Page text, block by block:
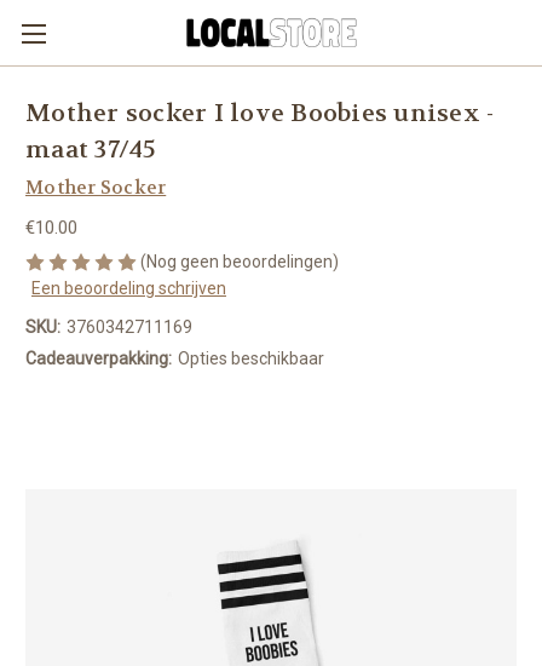
Mother socker I love Boobies unisex -
maat 37/45
Mother Socker
€10.00
(Nog geen beoordelingen)
Een beoordeling schrijven
SKU: 3760342711169
Cadeauverpakking: Opties beschikbaar